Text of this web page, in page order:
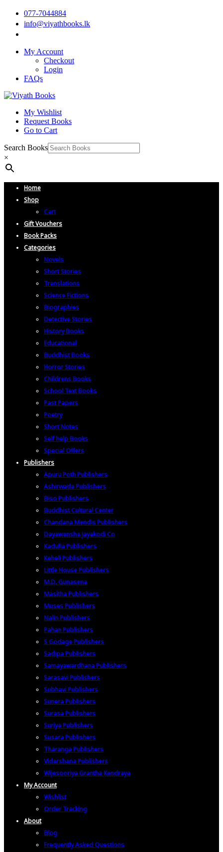
077-7044884
info@viyathbooks.lk
My Account
Checkout
Login
FAQs
My Wishlist
Request Books
Go to Cart
Search Books
×
Home
Shop
Cart
Gift Vouchers
Book Packs
Categories
Novels
Short Stories
Translations
Science Fictions
Biographies
Detective Stories
History Books
Educational
Buddhist Books
Horror Stories
Childrens Books
School Text Books
Past Papers
Poetry
Short Notes
Self help Books
Special Offers
Publishers
Apuru Poth Publishers
Ashirwada Publishers
Biso Publishers
Buddhist Cultural Center
Chandana Mendis Publishers
Dayawansha Jayakodi Co
Kadulla Publishers
Keheli Publishers
Little House Publishers
M.D. Gunasena
Masitha Publishers
Muses Publishers
Nalin Publishers
Pahan Publishers
S Godage Publishers
Sadipa Publishers
Samayawardhana Publishers
Sarasavi Publishers
Subhavi Publishers
Sunera Publishers
Surasa Publishers
Suriya Publishers
Susara Publishers
Tharanga Publishers
Vidarshana Publishers
Wijesooriya Grantha Kendraya
My Account
Wishlist
Order Tracking
About
Blog
Frequently Asked Questions